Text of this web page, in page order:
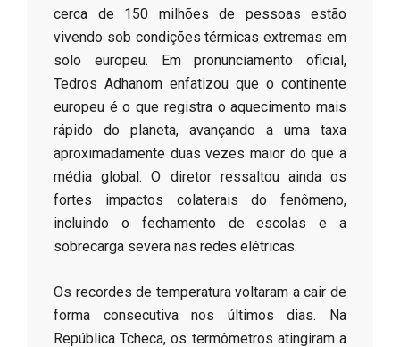
cerca de 150 milhões de pessoas estão
vivendo sob condições térmicas extremas em
solo europeu. Em pronunciamento oficial,
Tedros Adhanom enfatizou que o continente
europeu é o que registra o aquecimento mais
rápido do planeta, avançando a uma taxa
aproximadamente duas vezes maior do que a
média global. O diretor ressaltou ainda os
fortes impactos colaterais do fenômeno,
incluindo o fechamento de escolas e a
sobrecarga severa nas redes elétricas.
​Os recordes de temperatura voltaram a cair de
forma consecutiva nos últimos dias. Na
República Tcheca, os termômetros atingiram a